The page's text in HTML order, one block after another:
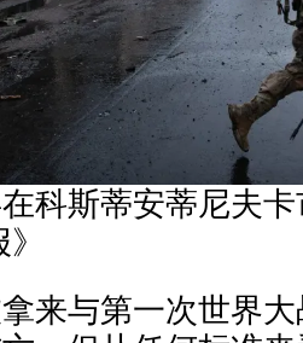
科斯蒂安蒂尼夫
来与第一次世界